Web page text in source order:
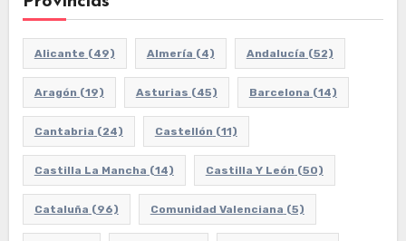
Alicante (49) Almería (4) Andalucía (52)
Aragón (19) Asturias (45) Barcelona (14)
Cantabria (24) Castellón (11)
Castilla La Mancha (14) Castilla Y León (50)
Cataluña (96) Comunidad Valenciana (5)